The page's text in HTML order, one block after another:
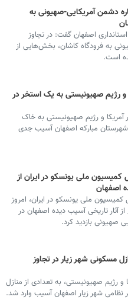
دشمن آمریکایی-صهیونی به
اصفهان گفت: در تجاوز
به فرودگاه کاشان، بخش‌هایی از
است.
و رژیم صهیونیستی به یک استخر در
آمریکا و رژیم صهیونیستی به خاک
شهرستان مبارکه اصفهان آسیب جدی
کمیسیون ملی یونسکو در ایران از
اصفهان
ملی یونسکو در ایران، امروز
آثار تاریخی آسیب دیده اصفهان در
صهیونی بازدید کرد.
مسکونی شهر زیار در تجاوز
و رژیم صهیونیستی، به تعدادی از منازل
شهر زیار اصفهان آسیب وارد شد.